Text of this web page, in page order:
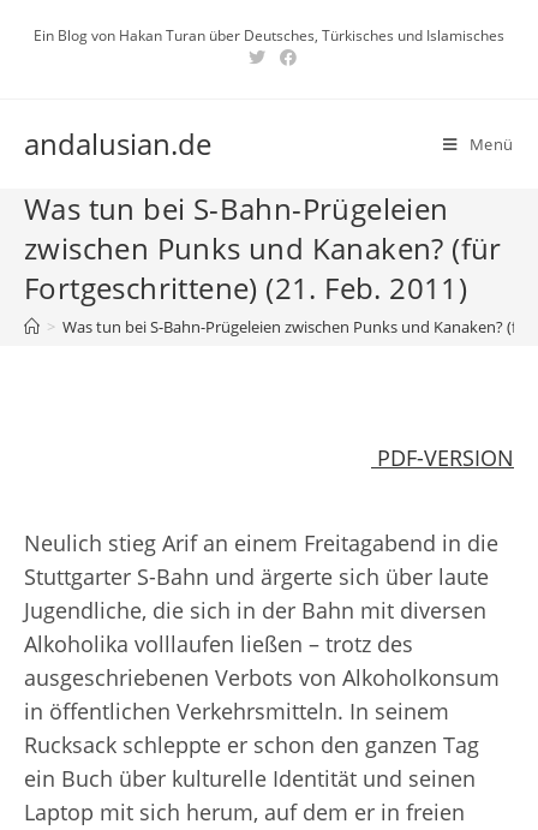
InhaltEin Blog von Hakan Turan über Deutsches, Türkisches und Islamisches
andalusian.de Menü
Was tun bei S-Bahn-Prügeleien
zwischen Punks und Kanaken? (für
Fortgeschrittene) (21. Feb. 2011)
> Was tun bei S-Bahn-Prügeleien zwischen Punks und Kanaken?
PDF-VERSION
Neulich stieg Arif an einem Freitagabend in die
Stuttgarter S-Bahn und ärgerte sich über laute
Jugendliche, die sich in der Bahn mit diversen
Alkoholika volllaufen ließen – trotz des
ausgeschriebenen Verbots von Alkoholkonsum
in öffentlichen Verkehrsmitteln. In seinem
Rucksack schleppte er schon den ganzen Tag
ein Buch über kulturelle Identität und seinen
Laptop mit sich herum, auf dem er in freien